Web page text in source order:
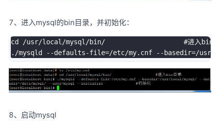
7、进入mysql的bin目录，并初始化：
cd /usr/local /mysql /bin/
. /mysqld --defaults-file=/etc/my. cnf -- basedir=/usr
8、启动mysql